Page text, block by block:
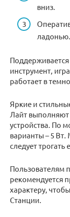
вниз.
ладонью.
инструмент,
работает в
Яркие и
Лайт
устройства. По
варианты – 5
следует
Пользователям
рекомендуется
характеру,
Станции.